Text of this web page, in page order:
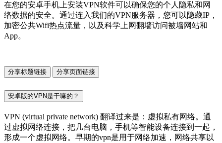
在您的安卓手机上安装VPN软件可以确保您的个人隐私和网
络数据的安全。通过连入我们的VPN服务器，您可以隐藏IP，
加密公共Wifi热点流量，以及科学上网翻墙访问被墙网站和
App。
分享标题链接 分享页面链接
安卓版的VPN是干嘛的？
VPN (virtual private network) 翻译过来是：虚拟私有网络。通
过虚拟网络连接，把几台电脑，手机等智能设备连接到一起，
形成一个虚拟网络。早期的vpn是用于网络加速，网络共享以